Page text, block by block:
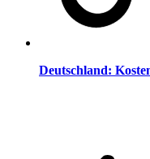
Deutschland: